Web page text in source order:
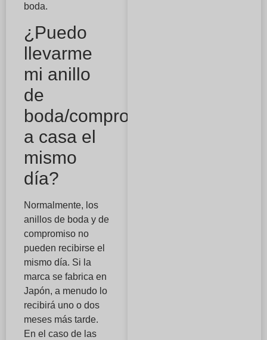
boda.
¿Puedo
llevarme
mi anillo
de
boda/compromiso
a casa el
mismo
día?
Normalmente, los
anillos de boda y de
compromiso no
pueden recibirse el
mismo día. Si la
marca se fabrica en
Japón, a menudo lo
recibirá uno o dos
meses más tarde.
En el caso de las